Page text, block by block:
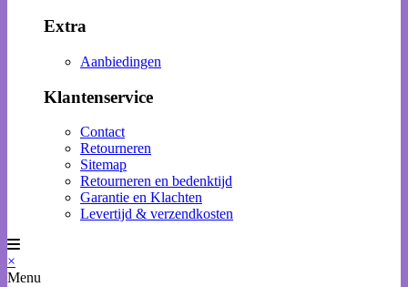
Extra
Aanbiedingen
Klantenservice
Contact
Retourneren
Sitemap
Retourneren en bedenktijd
Garantie en Klachten
Levertijd & verzendkosten
×
Menu